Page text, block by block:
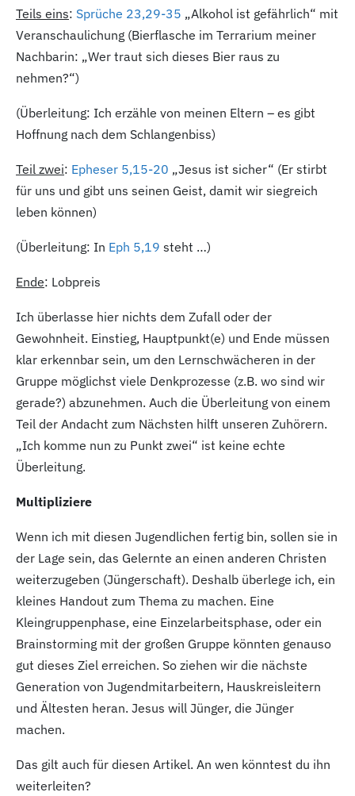
Teils eins: Sprüche 23,29-35 „Alkohol ist gefährlich“ mit
Veranschaulichung (Bierflasche im Terrarium meiner
Nachbarin: „Wer traut sich dieses Bier raus zu
nehmen?“)
(Überleitung: Ich erzähle von meinen Eltern – es gibt
Hoffnung nach dem Schlangenbiss)
Teil zwei: Epheser 5,15-20 „Jesus ist sicher“ (Er stirbt
für uns und gibt uns seinen Geist, damit wir siegreich
leben können)
(Überleitung: In Eph 5,19 steht …)
Ende: Lobpreis
Ich überlasse hier nichts dem Zufall oder der
Gewohnheit. Einstieg, Hauptpunkt(e) und Ende müssen
klar erkennbar sein, um den Lernschwächeren in der
Gruppe möglichst viele Denkprozesse (z.B. wo sind wir
gerade?) abzunehmen. Auch die Überleitung von einem
Teil der Andacht zum Nächsten hilft unseren Zuhörern.
„Ich komme nun zu Punkt zwei“ ist keine echte
Überleitung.
Multipliziere
Wenn ich mit diesen Jugendlichen fertig bin, sollen sie in
der Lage sein, das Gelernte an einen anderen Christen
weiterzugeben (Jüngerschaft). Deshalb überlege ich, ein
kleines Handout zum Thema zu machen. Eine
Kleingruppenphase, eine Einzelarbeitsphase, oder ein
Brainstorming mit der großen Gruppe könnten genauso
gut dieses Ziel erreichen. So ziehen wir die nächste
Generation von Jugendmitarbeitern, Hauskreisleitern
und Ältesten heran. Jesus will Jünger, die Jünger
machen.
Das gilt auch für diesen Artikel. An wen könntest du ihn
weiterleiten?